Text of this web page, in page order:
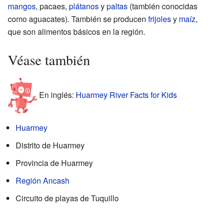
mangos, pacaes, plátanosypaltas (también conocidas
como aguacates). También se producen frijolesy maíz,
que son alimentos básicos en la región.
Véase también
En inglés: Huarmey River Facts for Kids
Huarmey
Distrito de Huarmey
Provincia de Huarmey
Región Ancash
Circuito de playas de Tuquillo